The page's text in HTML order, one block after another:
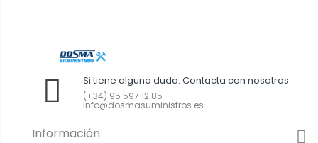
Si tiene alguna duda. Contacta con nosotros
(+34) 95 597 12 85
info@dosmasuministros.es
Información